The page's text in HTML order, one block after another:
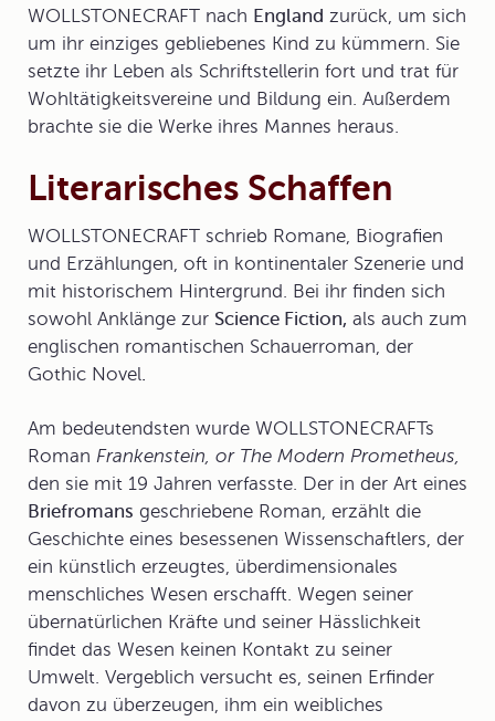
WOLLSTONECRAFT nach England zurück, um sich
um ihr einziges gebliebenes Kind zu kümmern. Sie
setzte ihr Leben als Schriftstellerin fort und trat für
Wohltätigkeitsvereine und Bildung ein. Außerdem
brachte sie die Werke ihres Mannes heraus.
Literarisches Schaffen
WOLLSTONECRAFT schrieb Romane, Biografien
und Erzählungen, oft in kontinentaler Szenerie und
mit historischem Hintergrund. Bei ihr finden sich
sowohl Anklänge zur Science Fiction, als auch zum
englischen romantischen Schauerroman, der
Gothic Novel.
Am bedeutendsten wurde WOLLSTONECRAFTs
Roman Frankenstein, or The Modern Prometheus,
den sie mit 19 Jahren verfasste. Der in der Art eines
Briefromans geschriebene Roman, erzählt die
Geschichte eines besessenen Wissenschaftlers, der
ein künstlich erzeugtes, überdimensionales
menschliches Wesen erschafft. Wegen seiner
übernatürlichen Kräfte und seiner Hässlichkeit
findet das Wesen keinen Kontakt zu seiner
Umwelt. Vergeblich versucht es, seinen Erfinder
davon zu überzeugen, ihm ein weibliches